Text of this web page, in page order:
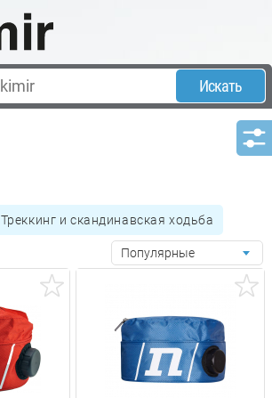
Искать
Треккинг и скандинавская ходьба
Популярные